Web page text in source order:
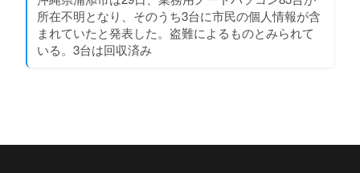
所在不明となり、そのうち3台に市民の個人情報が含
まれていたと発表した。盗難によるものとみられて
いる。3台は回収済み